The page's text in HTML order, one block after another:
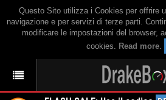
Questo Sito utilizza i Cookies per offrire
navigazione e per servizi di terze parti.
modificare le impostazioni del browser,
cookies. Read more.